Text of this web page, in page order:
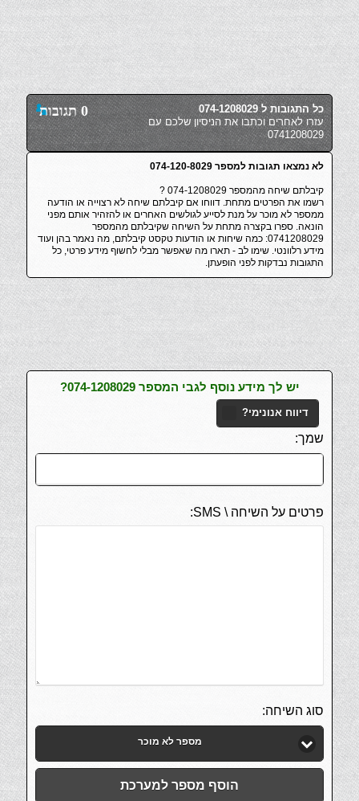
0 תגובות
כל התגובות ל 074-1208029
עזרו לאחרים וכתבו את הניסיון שלכם עם
0741208029
לא נמצאו תגובות למספר 074-120-8029
קיבלתם שיחה מהמספר 074-1208029 ?
רשמו את הפרטים מתחת. דווחו אם קיבלתם שיחה לא רצוייה או הודעה
ממספר לא מוכר על מנת לסייע לגולשים האחרים או להזהיר אותם מפני
הונאה. ספרו בקצרה מתחת על השיחה שקיבלתם מהמספר
0741208029: כמה שיחות או הודעות טקסט קיבלתם, מה נאמר בהן ועוד
מידע רלוונטי. שימו לב - תארו מה שאפשר מבלי לחשוף מידע פרטי, כל
התגובות נבדקות לפני הופעתן.
יש לך מידע נוסף לגבי המספר 074-1208029?
דיווח אנונימי?
שמך:
פרטים על השיחה \ SMS:
סוג השיחה:
מספר לא מוכר
הוסף מספר למערכת